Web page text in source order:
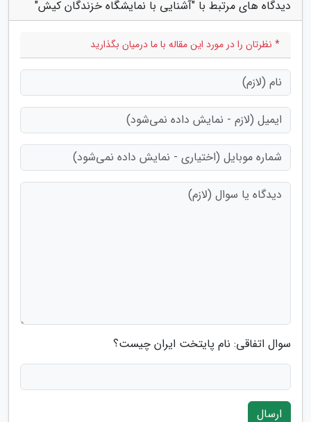
دیدگاه های مرتبط با "آشنایی با نمایشگاه خزندگان کیش"
* نظرتان را در مورد این مقاله با ما درمیان بگذارید
سوال اتفاقی: نام پایتخت ایران چیست؟
ارسال